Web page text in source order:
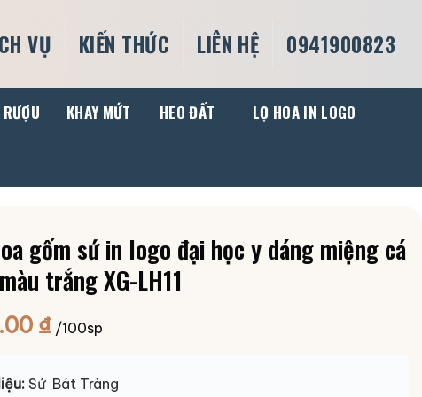
VỤ KIẾN THỨC LIÊN HỆ 0941900823
KHAY MỨT HEO ĐẤT LỌ HOA IN LOGO
gốm sứ in logo đại học y dáng miệng cá
trắng XG-LH11
₫ /100sp
Sứ Bát Tràng